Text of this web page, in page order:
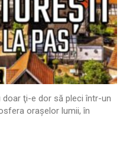
ţi-e dor să pleci într-un
oraşelor lumii, în